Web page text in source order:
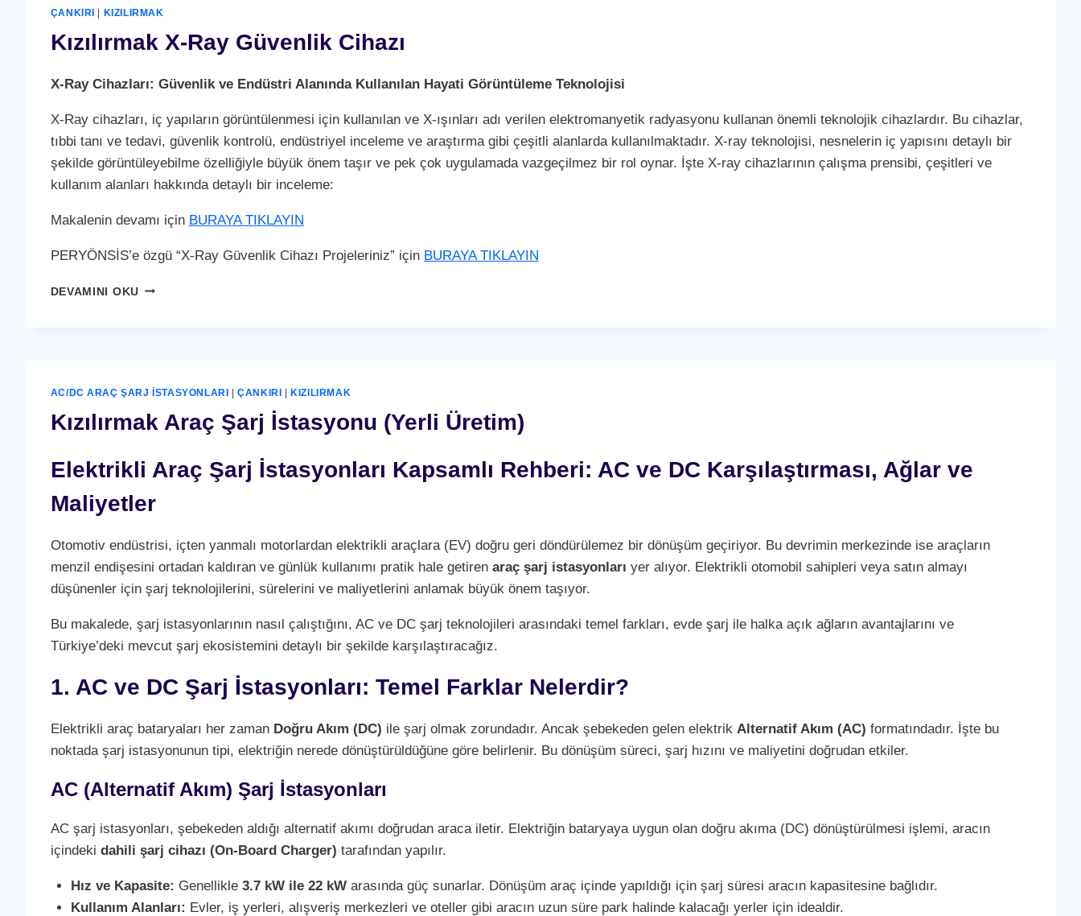
ÇANKIRI | KIZILIRMAK
Kızılırmak X-Ray Güvenlik Cihazı
X-Ray Cihazları: Güvenlik ve Endüstri Alanında Kullanılan Hayati Görüntüleme Teknolojisi
X-Ray cihazları, iç yapıların görüntülenmesi için kullanılan ve X-ışınları adı verilen elektromanyetik radyasyonu kullanan önemli teknolojik cihazlardır. Bu cihazlar,
tıbbi tanı ve tedavi, güvenlik kontrolü, endüstriyel inceleme ve araştırma gibi çeşitli alanlarda kullanılmaktadır. X-ray teknolojisi, nesnelerin iç yapısını detaylı bir
şekilde görüntüleyebilme özelliğiyle büyük önem taşır ve pek çok uygulamada vazgeçilmez bir rol oynar. İşte X-ray cihazlarının çalışma prensibi, çeşitleri ve
kullanım alanları hakkında detaylı bir inceleme:
Makalenin devamı için BURAYA TIKLAYIN
PERYÖNSİS’e özgü “X-Ray Güvenlik Cihazı Projeleriniz” için BURAYA TIKLAYIN
DEVAMINI OKUKIZILIRMAK
AC/DC ARAÇ ŞARJ İSTASYONLARI |ÇANKIRI |KIZILIRMAK
Kızılırmak Araç Şarj İstasyonu (Yerli Üretim)
Elektrikli Araç Şarj İstasyonları Kapsamlı Rehberi: AC ve DC Karşılaştırması, Ağlar ve
Maliyetler
Otomotiv endüstrisi, içten yanmalı motorlardan elektrikli araçlara (EV) doğru geri döndürülemez bir dönüşüm geçiriyor. Bu devrimin merkezinde ise araçların
menzil endişesini ortadan kaldıran ve günlük kullanımı pratik hale getiren araç şarj istasyonları yer alıyor. Elektrikli otomobil sahipleri veya satın almayı
düşünenler için şarj teknolojilerini, sürelerini ve maliyetlerini anlamak büyük önem taşıyor.
Bu makalede, şarj istasyonlarının nasıl çalıştığını, AC ve DC şarj teknolojileri arasındaki temel farkları, evde şarj ile halka açık ağların avantajlarını ve
Türkiye’deki mevcut şarj ekosistemini detaylı bir şekilde karşılaştıracağız.
1. AC ve DC Şarj İstasyonları: Temel Farklar Nelerdir?
Elektrikli araç bataryaları her zaman Doğru Akım (DC) ile şarj olmak zorundadır. Ancak şebekeden gelen elektrik Alternatif Akım (AC) formatındadır. İşte bu
noktada şarj istasyonunun tipi, elektriğin nerede dönüştürüldüğüne göre belirlenir. Bu dönüşüm süreci, şarj hızını ve maliyetini doğrudan etkiler.
AC (Alternatif Akım) Şarj İstasyonları
AC şarj istasyonları, şebekeden aldığı alternatif akımı doğrudan araca iletir. Elektriğin bataryaya uygun olan doğru akıma (DC) dönüştürülmesi işlemi, aracın
içindeki dahili şarj cihazı (On-Board Charger) tarafından yapılır.
Hız ve Kapasite: Genellikle3.7 kW ile 22 kW arasında güç sunarlar. Dönüşüm araç içinde yapıldığı için şarj süresi aracın kapasitesine bağlıdır.
Kullanım Alanları: Evler, iş yerleri, alışveriş merkezleri ve oteller gibi aracın uzun süre park halinde kalacağı yerler için idealdir.